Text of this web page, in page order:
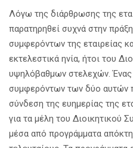
Λόγω της διάρθρωσης της
παρατηρηθεί συχνά στην
συμφερόντων της εταιρείας
εκτελεστικά ηνία, ήτοι του
υψηλόβαθμων στελεχών.
συμφερόντων των δύο αυτών
σύνδεση της ευημερίας της
για τα μέλη του Διοικητικού
μέσα από προγράμματα